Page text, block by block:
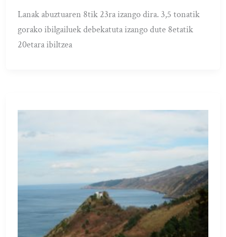
Lanak abuztuaren 8tik 23ra izango dira. 3,5 tonatik
gorako ibilgailuek debekatuta izango dute 8etatik
20etara ibiltzea